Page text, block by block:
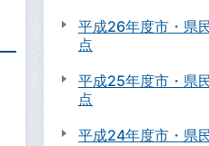
平成26年度市・県
点
平成25年度市・県
点
平成24年度市・県